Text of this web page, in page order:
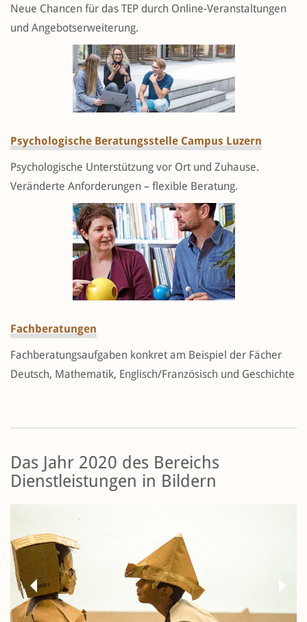
Neue Chancen für das TEP durch Online-Veranstaltungen
und Angebotserweiterung.
Psychologische Beratungsstelle Campus Luzern
Psychologische Unterstützung vor Ort und Zuhause.
Veränderte Anforderungen – flexible Beratung.
Fachberatungen
Fachberatungsaufgaben konkret am Beispiel der Fächer
Deutsch, Mathematik, Englisch/Französisch und Geschichte
Das Jahr 2020 des Bereichs
Dienstleistungen in Bildern
Previous